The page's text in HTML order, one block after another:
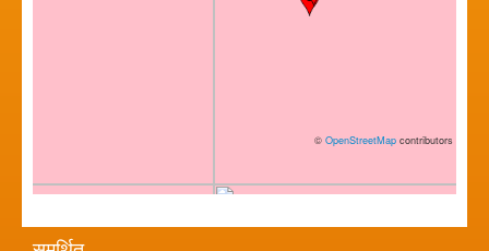
© OpenStreetMap contributors